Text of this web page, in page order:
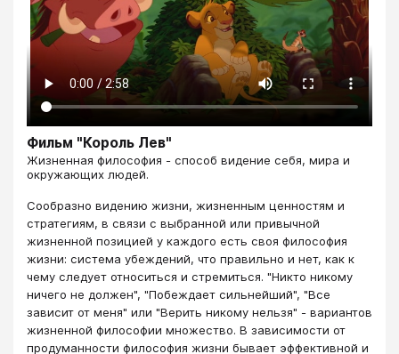
Фильм "Король Лев"
Жизненная философия - способ видение себя, мира и
окружающих людей.
​​​​​​Сообразно видению жизни, жизненным ценностям и
стратегиям, в связи с выбранной или привычной
жизненной позицией у каждого есть своя философия
жизни: система убеждений, что правильно и нет, как к
чему следует относиться и стремиться. "Никто никому
ничего не должен", "Побеждает сильнейший", "Все
зависит от меня" или "Верить никому нельзя" - вариантов
жизненной философии множество. В зависимости от
продуманности философия жизни бывает эффективной и